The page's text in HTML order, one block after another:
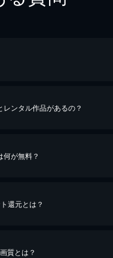
ンタル作品があるの？
何が無料？
還元とは？
質とは？